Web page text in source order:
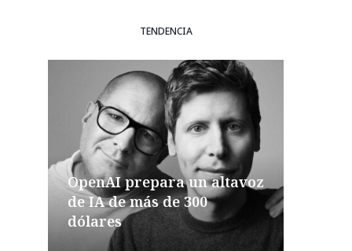
TENDENCIA
OpenAI prepara un altavoz
de IA de más de 300
dólares